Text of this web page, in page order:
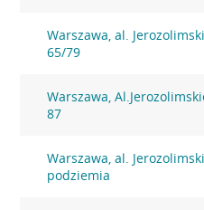
Warszawa, al.
65/79
Warszawa,
87
Warszawa, al.
podziemia